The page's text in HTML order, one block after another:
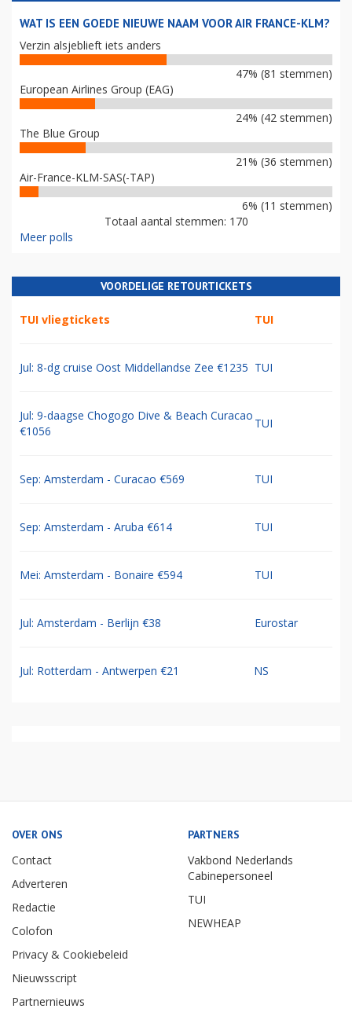
WAT IS EEN GOEDE NIEUWE NAAM VOOR AIR FRANCE-KLM?
Verzin alsjeblieft iets anders
47% (81 stemmen)
European Airlines Group (EAG)
24% (42 stemmen)
The Blue Group
21% (36 stemmen)
Air-France-KLM-SAS(-TAP)
6% (11 stemmen)
Totaal aantal stemmen: 170
Meer polls
VOORDELIGE RETOURTICKETS
TUI vliegtickets TUI
Jul: 8-dg cruise Oost Middellandse Zee €1235 TUI
Jul: 9-daagse Chogogo Dive & Beach Curacao
€1056
TUI
Sep: Amsterdam - Curacao €569 TUI
Sep: Amsterdam - Aruba €614 TUI
Mei: Amsterdam - Bonaire €594 TUI
Jul: Amsterdam - Berlijn €38 Eurostar
Jul: Rotterdam - Antwerpen €21 NS
OVER ONS
Contact
Adverteren
Redactie
Colofon
Privacy & Cookiebeleid
Nieuwsscript
Partnernieuws
PARTNERS
Vakbond Nederlands
Cabinepersoneel
TUI
NEWHEAP